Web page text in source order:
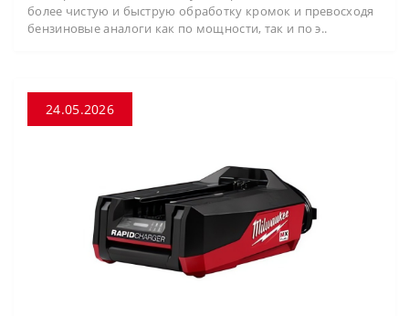
более чистую и быструю обработку кромок и превосходя
бензиновые аналоги как по мощности, так и по э..
24.05.2026